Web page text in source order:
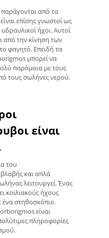
παράγονται από τα
επίσης γνωστοί ως
υδραυλικοί ήχοι. Αυτοί
από την κίνηση των
φαγητό. Επειδή τα
μπορεί να
παρόμοια με τους
τους σωλήνες νερού.
είναι
του
και απλά
λειτουργεί. Ένας
κοιλιακούς ήχους
ένα στηθοσκόπιο.
είναι
πληροφορίες